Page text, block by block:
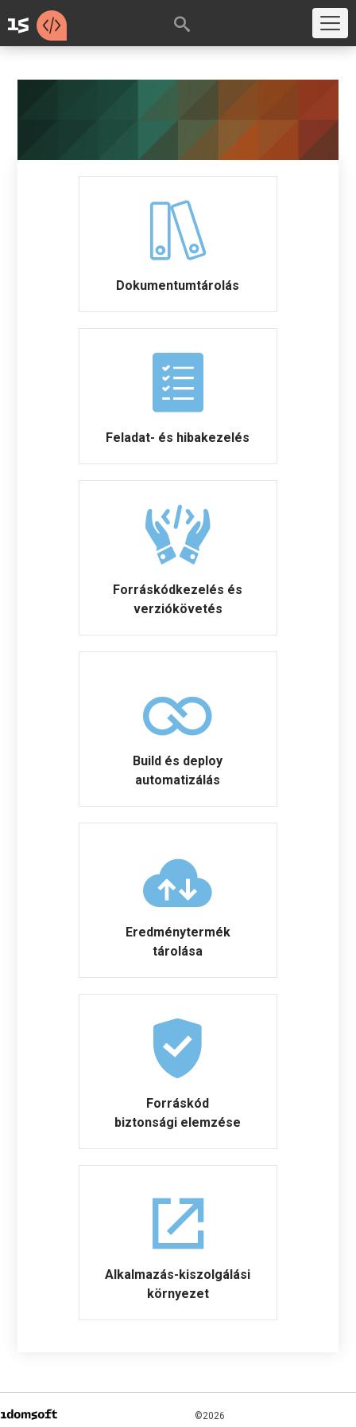
Dokumentumtárolás
Feladat- és hibakezelés
Forráskódkezelés és
verziókövetés
Build és deploy
automatizálás
Eredménytermék
tárolása
Forráskód
biztonsági elemzése
Alkalmazás-kiszolgálási
környezet
©2026